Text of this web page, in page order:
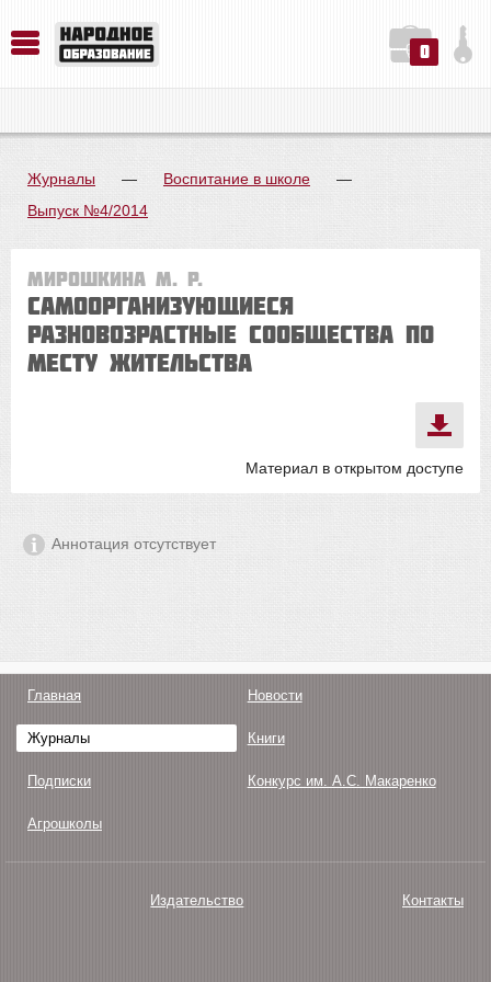
0
Журналы — Воспитание в школе
—
Выпуск №4/2014
Мирошкина М. Р.
Самоорганизующиеся
разновозрастные сообщества по
месту жительства
Материал в открытом доступе
Аннотация отсутствует
Главная Новости
Журналы Книги
Подписки Конкурс им. А.С. Макаренко
Агрошколы
Издательство Контакты